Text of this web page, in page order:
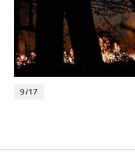
9/17